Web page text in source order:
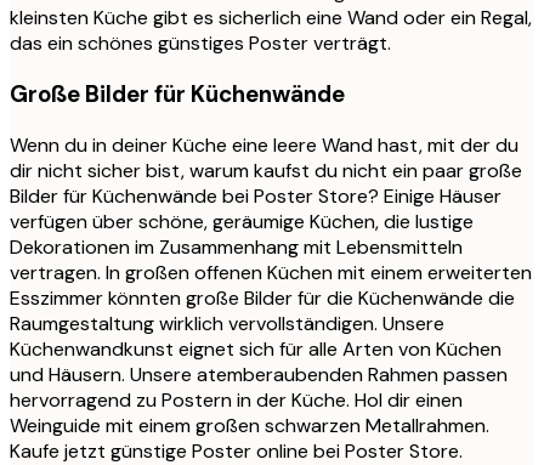
kleinsten Küche gibt es sicherlich eine Wand oder ein Regal,
das ein schönes günstiges Poster verträgt.
Große Bilder für Küchenwände
Wenn du in deiner Küche eine leere Wand hast, mit der du
dir nicht sicher bist, warum kaufst du nicht ein paar große
Bilder für Küchenwände bei Poster Store? Einige Häuser
verfügen über schöne, geräumige Küchen, die lustige
Dekorationen im Zusammenhang mit Lebensmitteln
vertragen. In großen offenen Küchen mit einem erweiterten
Esszimmer könnten große Bilder für die Küchenwände die
Raumgestaltung wirklich vervollständigen. Unsere
Küchenwandkunst eignet sich für alle Arten von Küchen
und Häusern. Unsere atemberaubenden Rahmen passen
hervorragend zu Postern in der Küche. Hol dir einen
Weinguide mit einem großen schwarzen Metallrahmen.
Kaufe jetzt günstige Poster online bei Poster Store.